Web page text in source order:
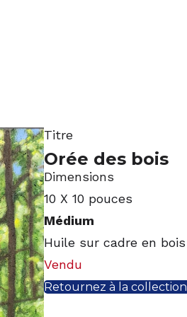
Titre
Orée des bois
Dimensions
10 X 10 pouces
Médium
Huile sur cadre en bois
Vendu
Retournez à la collection